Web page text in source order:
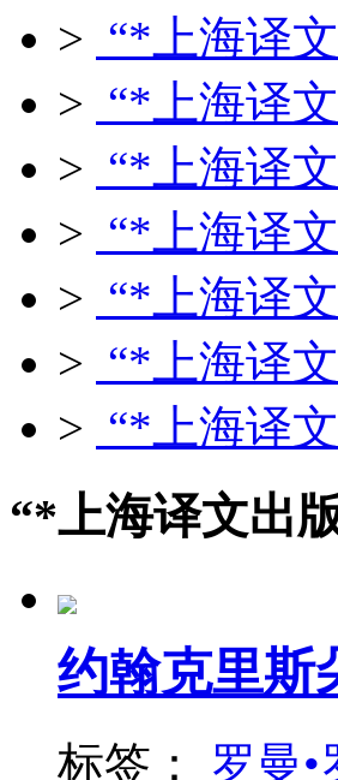
> “*上海译
> “*上海译
> “*上海译
> “*上海译
> “*上海译
> “*上海译
> “*上海译
“*上海译文出
约翰克里斯
标签： 罗曼•